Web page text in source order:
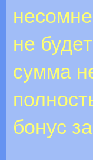
не
сумма
бонус